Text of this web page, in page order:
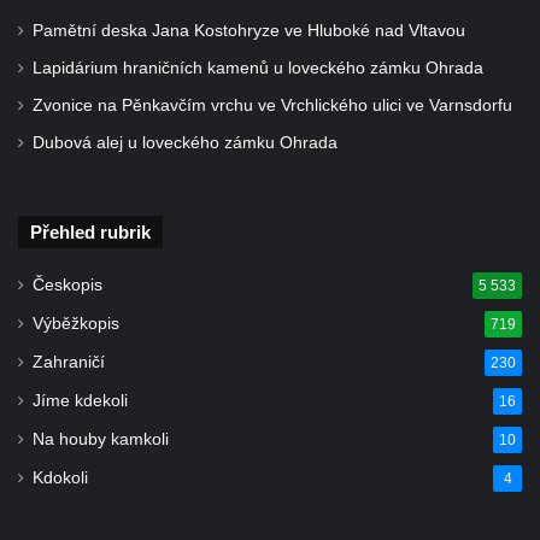
Oparnu
na Mezní Louce
Kamenný obelisk na vyhlídce u Pravčické
Pamětní deska Jana Kostohryze ve Hluboké nad Vltavou
Lapidárium hraničních kamenů u loveckého zámku Ohrada
Zvonice na Pěnkavčím vrchu ve Vrchlického ulici ve Varnsdorfu
Dubová alej u loveckého zámku Ohrada
Přehled rubrik
Českopis 5 533
Výběžkopis 719
Zahraničí 230
Jíme kdekoli 16
Na houby kamkoli 10
Kdokoli 4